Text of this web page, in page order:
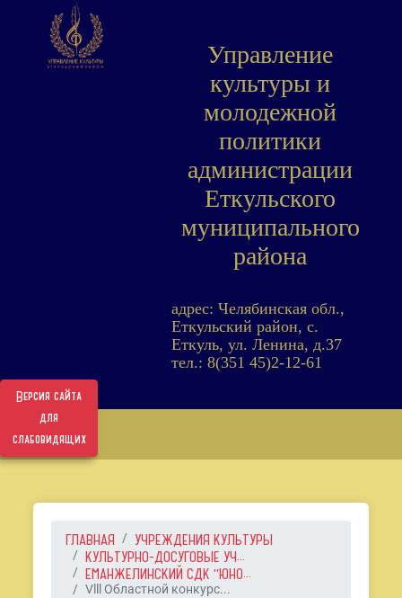
Версия сайта
для
слабовидящих
Управление
культуры и
молодежной
политики
администрации
Еткульского
муниципального
района
адрес: Челябинская обл.,
Еткульский район, с.
Еткуль, ул. Ленина, д.37
тел.: 8(351 45)2-12-61
ГЛАВНАЯ
УЧРЕЖДЕНИЯ КУЛЬТУРЫ
КУЛЬТУРНО-ДОСУГОВЫЕ УЧ...
ЕМАНЖЕЛИНСКИЙ СДК "ЮНО...
Vlll Областной конкурс...